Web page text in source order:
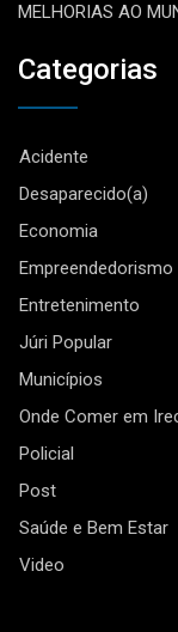
MELHORIAS AO
Categorias
Acidente
Desaparecido(a)
Economia
Empreendedorismo
Entretenimento
Júri Popular
Municípios
Onde Comer em
Policial
Post
Saúde e Bem Estar
Video